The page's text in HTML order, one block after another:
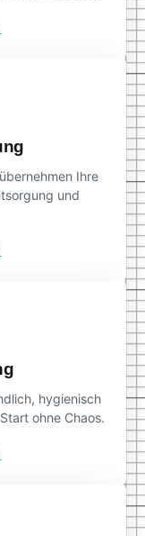
Ihre
und
hygienisch
ohne Chaos.